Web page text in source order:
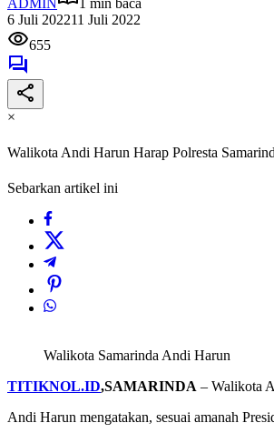
6 Juli 202211 Juli 2022
655
×
Walikota Andi Harun Harap Polresta
Sebarkan artikel ini
Walikota Samarinda Andi Harun
TITIKNOL.ID,SAMARINDA – Walikota
Andi Harun mengatakan, sesuai amanah